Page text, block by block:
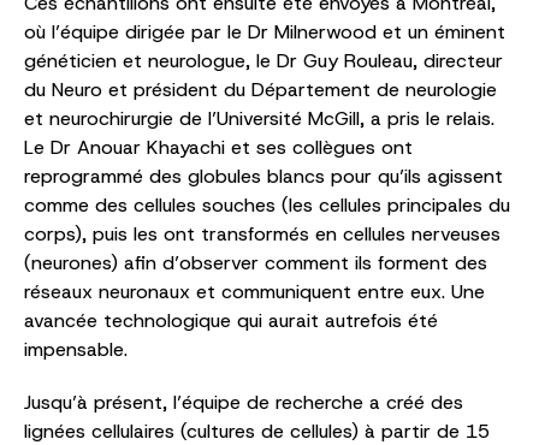
où l’équipe dirigée par le Dr Milnerwood et un éminent
généticien et neurologue, le Dr Guy Rouleau, directeur
du Neuro et président du Département de neurologie
et neurochirurgie de l’Université McGill, a pris le relais.
Le Dr Anouar Khayachi et ses collègues ont
reprogrammé des globules blancs pour qu’ils agissent
comme des cellules souches (les cellules principales du
corps), puis les ont transformés en cellules nerveuses
(neurones) afin d’observer comment ils forment des
réseaux neuronaux et communiquent entre eux. Une
avancée technologique qui aurait autrefois été
impensable.
Jusqu’à présent, l’équipe de recherche a créé des
lignées cellulaires (cultures de cellules) à partir de 15